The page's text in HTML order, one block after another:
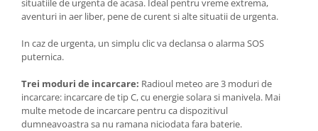
situatiile de urgenta de acasa. Ideal pentru vreme extrema,
aventuri in aer liber, pene de curent si alte situatii de urgenta.
In caz de urgenta, un simplu clic va declansa o alarma SOS
puternica.
Trei moduri de incarcare: Radioul meteo are 3 moduri de
incarcare: incarcare de tip C, cu energie solara si manivela. Mai
multe metode de incarcare pentru ca dispozitivul
dumneavoastra sa nu ramana niciodata fara baterie.